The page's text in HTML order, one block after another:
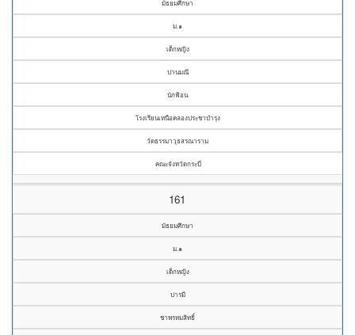
มัธยมศึกษา
ม.๑
เด็กหญิง
ปานมณี
นักฟ้อน
โรงเรียนเหนือคลองประชาบำรุง
วัดธรรมาวุธสรณาราม
คณะจังหวัดกระบี่
161
มัธยมศึกษา
ม.๑
เด็กหญิง
ปารมี
ชาพรหมสิทธิ์